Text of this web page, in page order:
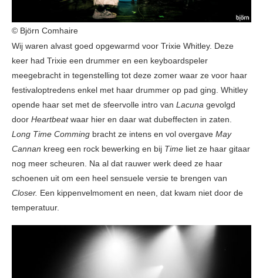
© Björn Comhaire
Wij waren alvast goed opgewarmd voor Trixie Whitley. Deze
keer had Trixie een drummer en een keyboardspeler
meegebracht in tegenstelling tot deze zomer waar ze voor haar
festivaloptredens enkel met haar drummer op pad ging. Whitley
opende haar set met de sfeervolle intro van Lacuna gevolgd
door Heartbeatwaar hier en daar wat dubeffecten in zaten.
Long Time Comming bracht ze intens en vol overgave May
Cannan kreeg een rock bewerking en bij Time liet ze haar gitaar
nog meer scheuren. Na al dat rauwer werk deed ze haar
schoenen uit om een heel sensuele versie te brengen van
Closer. Een kippenvelmoment en neen, dat kwam niet door de
temperatuur.